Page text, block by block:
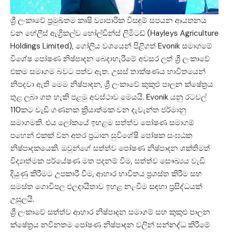
ශ්‍රී ලංකාවේ ප්‍රමුඛතම කෘෂි ව්‍යාපාරික විසඳුම් සපයන ආයතනය
වන හේලීස් ඇග්‍රිකල්ච හෝල්ඩින්ස් ලිමිටඩ් (Hayleys Agriculture
Holdings Limited), ගෝලීය වශයෙන් පිළිගත් Evonik සමාගමේ
විශේෂ පෝෂණ නිෂ්පාදන බෙදාහැරීමේ අවසර ලත් ශ්‍රී ලංකාවේ
එකම සමාගම බවට පත්ව ඇත. උසස් තාක්ෂණය භාවිතයෙන්
නිපදවා ඇති මෙම නිෂ්පාදන, ශ්‍රී ලංකාවේ කුකුළු පාලන ක්ෂේත්‍රය
තුළ ලබා ගත හැකි පළමු අවස්ථාව මෙයයි. Evonik යනු රටවල්
110කට වැඩි ගණනක ක්‍රියාත්මක වන දැවැන්ත ජර්මානු
සමාගමකි. එය ලෝකයේ ඉහළම සත්ත්ව පෝෂණ සමාගම්
පහෙන් එකක් වන අතර ප්‍රධාන සුවිශේෂි පෝෂක සංඝඨක
නිෂ්පාදකයෙකි. ඔවුන්ගේ සත්ත්ව පෝෂණ නිෂ්පාදන ශක්තිමත්
විද්‍යාත්මක පර්යේෂණ මත පදනම් වීම, සත්ත්ව සෞඛ්‍යය වැඩි
දියුණු කිරීමට උපකාරී වීම, ආහාර භාවිතය ප්‍රශස්ත කිරීම සහ
සමස්ත ගොවිපල ඵලදායිතාව ඉහළ නැංවීම සඳහා ප්‍රසිද්ධයක්
උසුලයි.
ශ්‍රී ලංකාවේ සත්ත්ව ආහාර නිෂ්පාදන සමාගම් සහ කුකුළු පාලන
ක්ෂේත්‍රය නවීනතම පෝෂණ නිෂ්පාදන වලින් සන්නද්ධ කිරීමේ